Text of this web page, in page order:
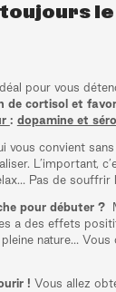
pour vous
de cortisol et
: dopamine et
vous convient
L’important,
Pas de souffrir
pour débuter ?
a des effets
nature… Vous
! Vous allez